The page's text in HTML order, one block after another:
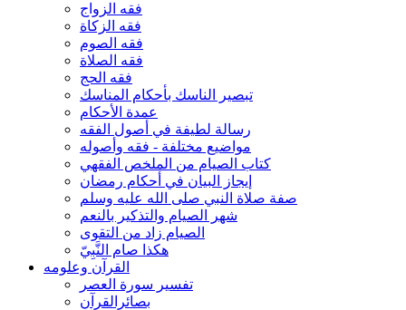
فقه الزواج
فقه الزكاة
فقه الصوم
فقه الصلاة
فقه الحج
تبصير الناسك بأحكام المناسك
عمدة الأحكام
رسالة لطيفة في أصول الفقه
مواضيع مختلفة - فقه وأصوله
كتاب الصيام من الملخص الفقهي
إيجاز البيان في أحكام رمضان
صفة صلاة النبي صلى الله عليه وسلم
شهر الصيام والتذكير بالنعم
الصيام زاد من التقوى
هكذا صام النَّبِيّ
القرآن وعلومه
تفسير سورة العصر
بصائرالقرآن